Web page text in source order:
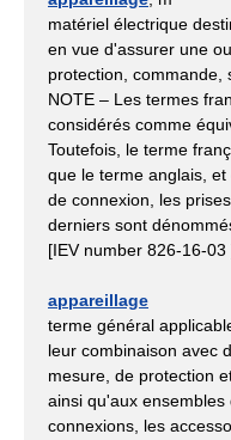
matériel électrique
en vue d'assurer une
protection, commande,
NOTE – Les termes
considérés comme
Toutefois, le terme
que le terme anglais,
de connexion, les
derniers sont
[IEV number 826-16-03
appareillage
terme général
leur combinaison avec
mesure, de protection
ainsi qu'aux
connexions, les